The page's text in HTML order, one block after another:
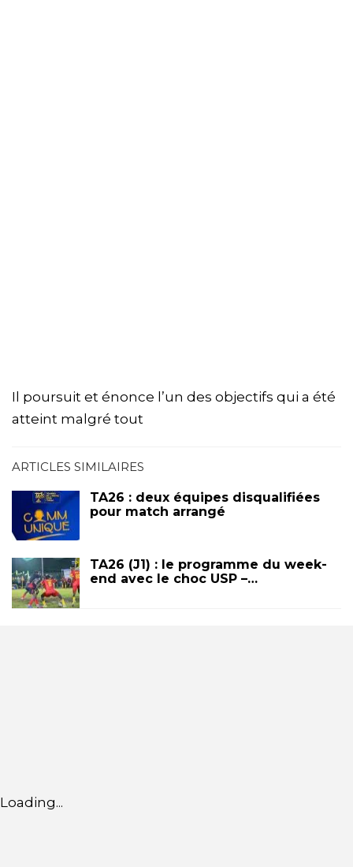
Il poursuit et énonce l’un des objectifs qui a été
atteint malgré tout
ARTICLES SIMILAIRES
TA26 : deux équipes disqualifiées
pour match arrangé
TA26 (J1) : le programme du week-
end avec le choc USP –…
Loading...